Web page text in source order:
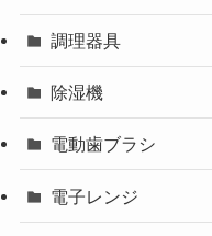
調理器具
除湿機
電動歯ブラシ
電子レンジ